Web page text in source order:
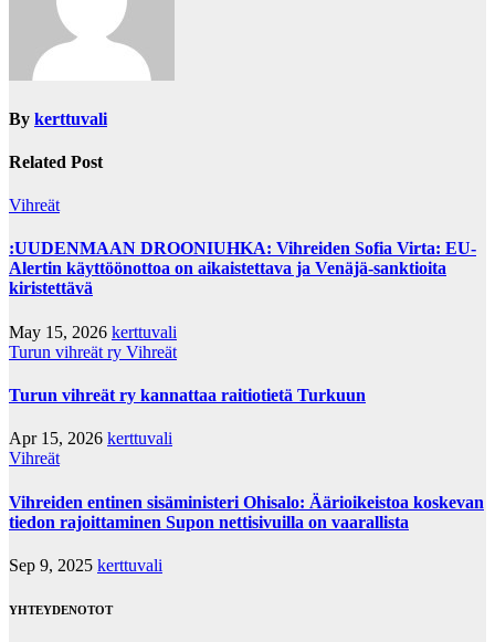
By kerttuvali
Related Post
Vihreät
:UUDENMAAN DROONIUHKA: Vihreiden Sofia Virta: EU-
Alertin käyttöönottoa on aikaistettava ja Venäjä-sanktioita
kiristettävä
May 15, 2026 kerttuvali
Turun vihreät ry Vihreät
Turun vihreät ry kannattaa raitiotietä Turkuun
Apr 15, 2026 kerttuvali
Vihreät
Vihreiden entinen sisäministeri Ohisalo: Äärioikeistoa koskevan
tiedon rajoittaminen Supon nettisivuilla on vaarallista
Sep 9, 2025 kerttuvali
YHTEYDENOTOT